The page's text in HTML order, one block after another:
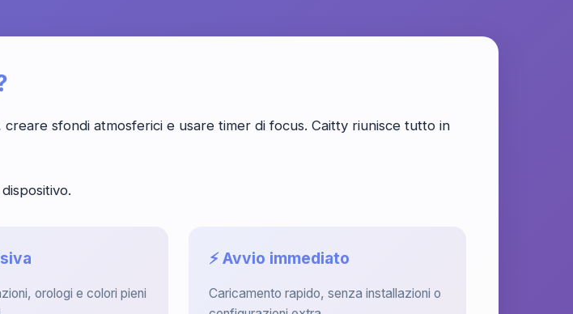
sfondi atmosferici e usare timer di focus. Caitty riunisce tutto in
orologi e colori pieni
⚡ Avvio immediato
Caricamento rapido, senza installazioni o